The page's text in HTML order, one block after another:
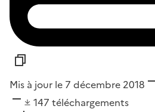
Mis à jour le 7 décembre 2018
147 téléchargements